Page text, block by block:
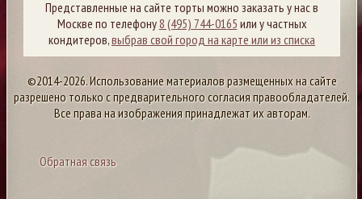
Представленные на сайте торты можно заказать у нас в
Москве по телефону8 (495) 744-0165 или у частных
кондитеров,выбрав свой город на карте или из списка
©2014-2026. Использование материалов размещенных на сайте
разрешено только с предварительного согласия правообладателей.
Все права на изображения принадлежат их авторам.
Обратная связь